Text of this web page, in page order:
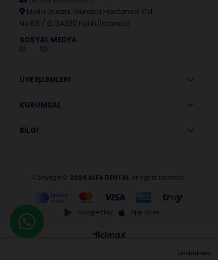
Molla Gürani, Gureba Hastanesi Cd
No:65 / B, 34200 Fatih/İstanbul
SOSYAL MEDYA
ÜYE İŞLEMLERİ
KURUMSAL
BİLGİ
Copyright© 2024 ALFA DENTAL All rights reserved.
Google Play App Store
undefined